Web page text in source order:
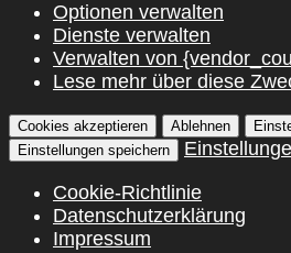
Optionen verwalten
Dienste verwalten
Verwalten von
Lese mehr über diese
Cookies akzeptieren Ablehnen
Einstellungen speichern
Cookie-Richtlinie
Datenschutzerklärung
Impressum